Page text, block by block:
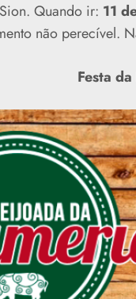
Quando ir: 11
não perecível.
Festa